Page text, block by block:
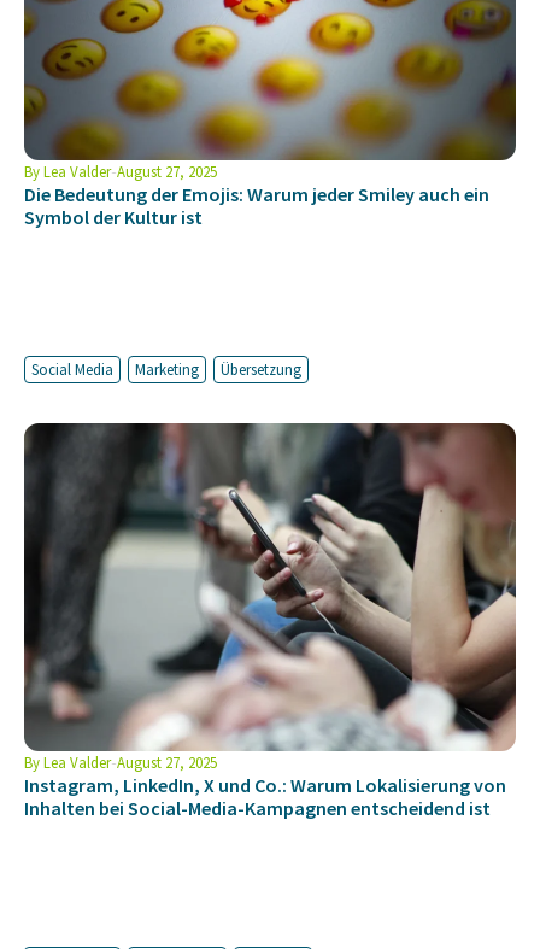
ByLea Valder August 27, 2025
Die Bedeutung der Emojis: Warum jeder Smiley auch ein
Symbol der Kultur ist
Social Media Marketing Übersetzung
ByLea Valder August 27, 2025
Instagram, LinkedIn, X und Co.: Warum Lokalisierung von
Inhalten bei Social-Media-Kampagnen entscheidend ist